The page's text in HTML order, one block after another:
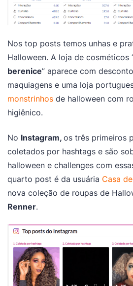
Nos top posts temos unhas e
Halloween. A loja de cosméticos
berenice” aparece com
maquiagens e uma loja
monstrinhos de halloween com
higiênico.
No Instagram, os três primeiros
coletados por hashtags e são
halloween e challenges com
quarto post é da usuária Casa
nova coleção de roupas de
Renner.